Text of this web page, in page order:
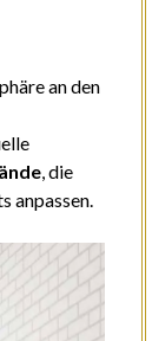
an den
, die
anpassen.